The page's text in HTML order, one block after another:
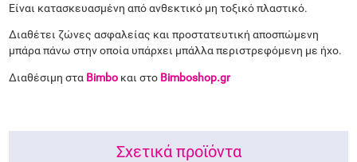
Είναι κατασκευασμένη από ανθεκτικό μη τοξικό πλαστικό.
Διαθέτει ζώνες ασφαλείας και προστατευτική αποσπώμενη
μπάρα πάνω στην οποία υπάρχει μπάλλα περιστρεφόμενη με ήχο.
Διαθέσιμη στα Bimbo και στο Bimboshop.gr
Σχετικά προϊόντα